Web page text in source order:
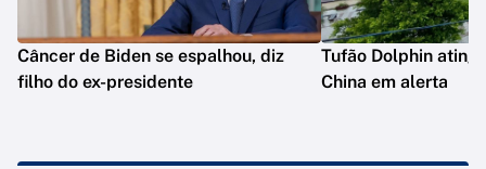
Câncer de Biden se espalhou, diz
filho do ex-presidente
Tufão Dolphin
China em alerta